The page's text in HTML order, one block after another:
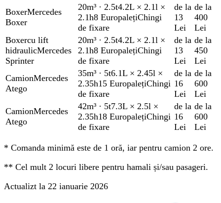
BoxerMercedes
Boxer
20m³ · 2.5t4.2L × 2.1l ×
2.1h8 EuropalețiChingi
de fixare
de la
13
Lei
de la
400
Lei
Boxercu lift
hidraulicMercedes
Sprinter
20m³ · 2.5t4.2L × 2.1l ×
2.1h8 EuropalețiChingi
de fixare
de la
13
Lei
de la
450
Lei
CamionMercedes
Atego
35m³ · 5t6.1L × 2.45l ×
2.35h15 EuropalețiChingi
de fixare
de la
16
Lei
de la
600
Lei
CamionMercedes
Atego
42m³ · 5t7.3L × 2.5l ×
2.35h18 EuropalețiChingi
de fixare
de la
16
Lei
de la
600
Lei
* Comanda minimă este de 1 oră, iar pentru camion 2 ore.
** Cel mult 2 locuri libere pentru hamali și/sau pasageri.
Actualizt la 22 ianuarie 2026